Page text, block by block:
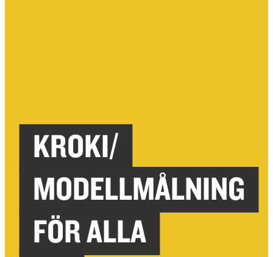
KROKI/
MODELLMÅLNING
FÖR ALLA